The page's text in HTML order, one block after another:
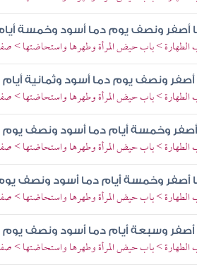
أصفر ونصف يوم دما أسود وخمسة
الطهارة > باب حيض المرأة وطهرها واستحاضتها >
أصفر ونصف يوم دما أسود وثمانية
الطهارة > باب حيض المرأة وطهرها واستحاضتها >
وخمسة أيام دما أسود ونصف يوم
الطهارة > باب حيض المرأة وطهرها واستحاضتها >
أصفر وخمسة أيام دما أسود ونصف
الطهارة > باب حيض المرأة وطهرها واستحاضتها >
أصفر وسبعة أيام دما أسود ونصف يوم
الطهارة > باب حيض المرأة وطهرها واستحاضتها >